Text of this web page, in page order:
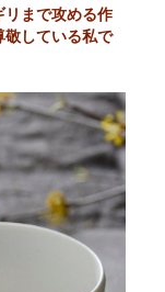
リまで攻める作
している私で